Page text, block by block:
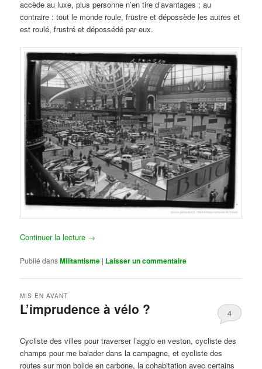
accède au luxe, plus personne n’en tire d’avantages ; au
contraire : tout le monde roule, frustre et dépossède les autres et
est roulé, frustré et dépossédé par eux.
Continuer la lecture →
Publié dansMilitantisme | Laisser un commentaire
L’imprudence à vélo ?
MIS EN AVANT
4
Cycliste des villes pour traverser l’agglo en veston, cycliste des
champs pour me balader dans la campagne, et cycliste des
routes sur mon bolide en carbone, la cohabitation avec certains